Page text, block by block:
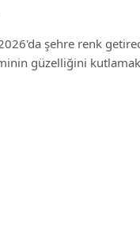
şehre renk
güzelliğini